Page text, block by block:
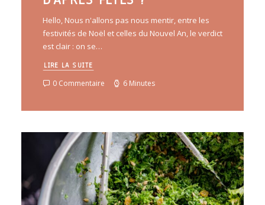
Hello, Nous n'allons pas nous mentir, entre les
festivités de Noël et celles du Nouvel An, le verdict
est clair : on se…
LIRE LA SUITE
0 Commentaire 6 Minutes